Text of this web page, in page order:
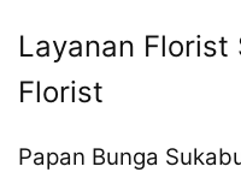
Layanan Florist
Florist
Papan Bunga